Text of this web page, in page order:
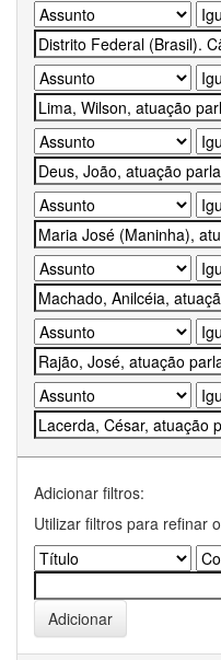
Adicionar filtros:
Utilizar filtros para refinar